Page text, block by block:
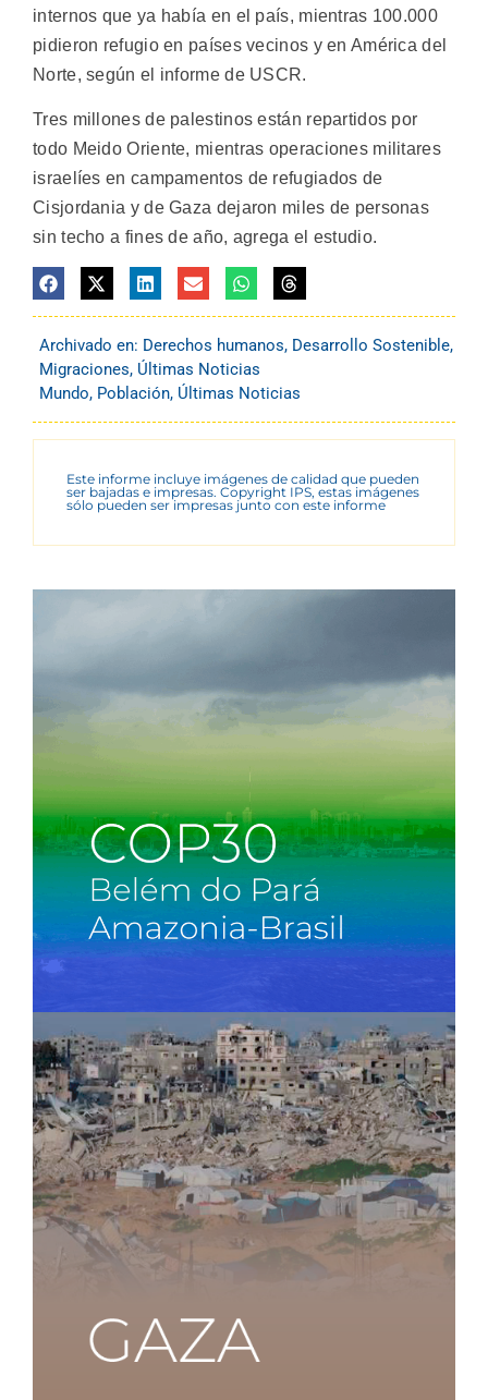
internos que ya había en el país, mientras 100.000
pidieron refugio en países vecinos y en América del
Norte, según el informe de USCR.
Tres millones de palestinos están repartidos por
todo Meido Oriente, mientras operaciones militares
israelíes en campamentos de refugiados de
Cisjordania y de Gaza dejaron miles de personas
sin techo a fines de año, agrega el estudio.
Archivado en: Derechos humanos, Desarrollo Sostenible,
Migraciones, Últimas Noticias
Mundo, Población, Últimas Noticias
Este informe incluye imágenes de calidad que pueden
ser bajadas e impresas. Copyright IPS, estas imágenes
sólo pueden ser impresas junto con este informe